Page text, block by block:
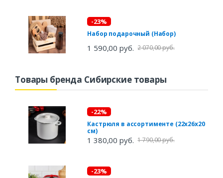
-23%
Набор подарочный (Набор)
1 590,00 руб. 2 070,00 руб.
Товары бренда Сибирские товары
-22%
Кастрюля в ассортименте (22х26х20
см)
1 380,00 руб. 1 790,00 руб.
-23%